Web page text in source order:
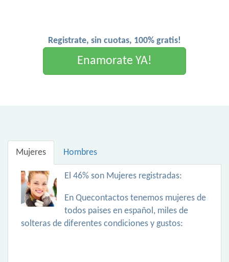
Registrate, sin cuotas, 100% gratis!
Enamorate YA!
Mujeres Hombres
El 46% son Mujeres registradas:
En Quecontactos tenemos mujeres de
todos paises en español, miles de
solteras de diferentes condiciones y gustos: